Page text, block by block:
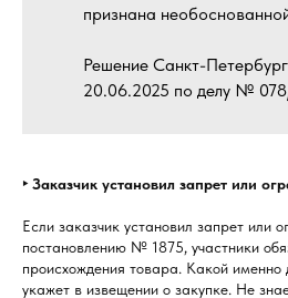
признана
Решение Санкт-
20.06.2025 по делу №
‣ Заказчик установил запрет или
Если заказчик установил запрет или
постановлению № 1875, участники
происхождения товара. Какой именно
укажет в извещении о закупке. Не